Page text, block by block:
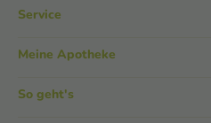
Service
Meine Apotheke
So geht's